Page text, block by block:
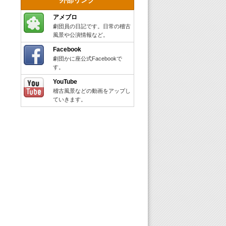
アメブロ
劇団員の日記です。日常の稽古
風景や公演情報など。
Facebook
劇団かに座公式Facebookで
す。
YouTube
稽古風景などの動画をアップし
ていきます。